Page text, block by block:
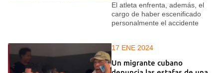
El atleta enfrenta, además, el
cargo de haber escenificado
personalmente el accidente
17 ENE 2024
Un migrante cubano